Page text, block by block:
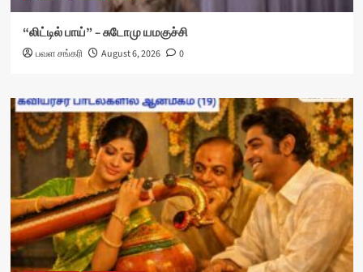
“லிட்டில் பாய்” – சுடோமு யமகுச்சி
பவள சங்கரி August 6, 2026 0